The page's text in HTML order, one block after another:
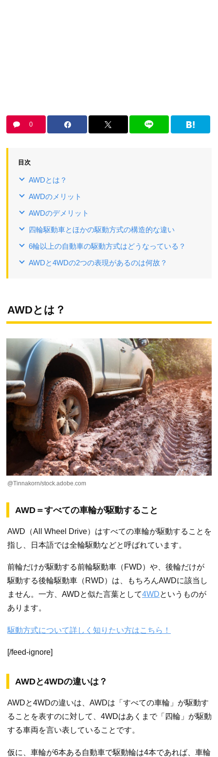
0
目次
AWDとは？
AWDのメリット
AWDのデメリット
四輪駆動車とほかの駆動方式の構造的な違い
6輪以上の自動車の駆動方式はどうなっている？
AWDと4WDの2つの表現があるのは何故？
AWDとは？
@Tinnakorn/stock.adobe.com
AWD＝すべての車輪が駆動すること
AWD（All Wheel Drive）はすべての車輪が駆動することを
指し、日本語では全輪駆動などと呼ばれています。
前輪だけが駆動する前輪駆動車（FWD）や、後輪だけが
駆動する後輪駆動車（RWD）は、もちろんAWDに該当し
ません。一方、AWDと似た言葉として4WDというものが
あります。
駆動方式について詳しく知りたい方はこちら！
[/feed-ignore]
AWDと4WDの違いは？
AWDと4WDの違いは、AWDは「すべての車輪」が駆動す
ることを表すのに対して、4WDはあくまで「四輪」が駆動
する車両を言い表していることです。
仮に、車輪が6本ある自動車で駆動輪は4本であれば、車輪